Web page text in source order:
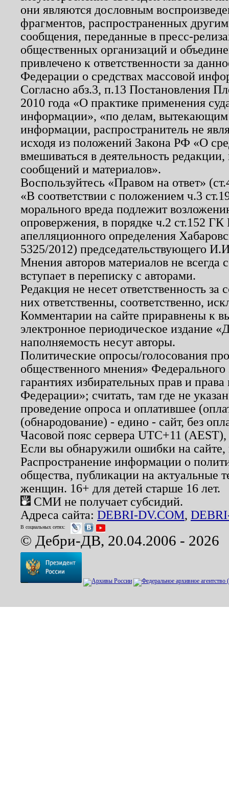
они являются дословным
фрагментов, распространенных
сообщения, переданные в пресс-
общественных организаций и
привлечено к ответственности за
Федерации о средствах массовой
Согласно абз.3, п.13 Постановления
2010 года «О практике применения
информации», «по делам, вытекающим
информации, распространитель не
исходя из положений Закона РФ «О
вмешиваться в деятельность
сообщений и материалов».
Воспользуйтесь «Правом на ответ»
«В соответствии с положением ч.3
морального вреда подлежит
опровержения, в порядке ч.2 ст.152
апелляционного определения
5325/2012) председательствующего
Мнения авторов материалов не
вступает в переписку с авторами.
Редакция не несет ответственность
них ответственны, соответственно,
Комментарии на сайте приравнены к
электронное периодическое издание
наполняемость несут авторы.
Политические опросы/голосования
общественного мнения»
гарантиях избирательных прав и
Федерации»; считать, там где не
проведение опроса и оплатившее
(обнародование) - едино - сайт, без
Часовой пояс сервера UTC+11
Если вы обнаружили ошибки на
Распространение информации о
общества, публикации на актуальные
женщин. 16+ для детей старше 16 лет.
СМИ не получает субсидий.
Адреса сайта: DEBRI-DV.COM,
В социальных сетях:
© Дебри-ДВ, 20.04.2006 - 2026